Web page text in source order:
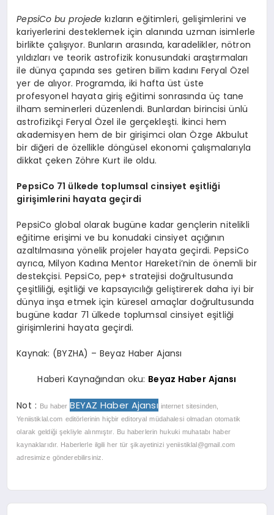
PepsiCo bu projedekızların eğitimleri, gelişimlerini ve
kariyerlerini desteklemek için alanında uzman isimlerle
birlikte çalışıyor. Bunların arasında, karadelikler, nötron
yıldızları ve teorik astrofizik konusundaki araştırmaları
ile dünya çapında ses getiren bilim kadını Feryal Özel
yer de alıyor. Programda, iki hafta üst üste
profesyonel hayata giriş eğitimi sonrasında üç tane
ilham seminerleri düzenlendi. Bunlardan birincisi ünlü
astrofizikçi Feryal Özel ile gerçekleşti. İkinci hem
akademisyen hem de bir girişimci olan Özge Akbulut
bir diğeri de özellikle döngüsel ekonomi çalışmalarıyla
dikkat çeken Zöhre Kurt ile oldu.
PepsiCo 71 ülkede toplumsal cinsiyet eşitliği
girişimlerini hayata geçirdi
PepsiCo global olarak bugüne kadar gençlerin nitelikli
eğitime erişimi ve bu konudaki cinsiyet açığının
azaltılmasına yönelik projeler hayata geçirdi. PepsiCo
ayrıca, Milyon Kadına Mentor Hareketi’nin de önemli bir
destekçisi. PepsiCo, pep+ stratejisi doğrultusunda
çeşitliliği, eşitliği ve kapsayıcılığı geliştirerek daha iyi bir
dünya inşa etmek için küresel amaçlar doğrultusunda
bugüne kadar 71 ülkede toplumsal cinsiyet eşitliği
girişimlerini hayata geçirdi.
Kaynak: (BYZHA) – Beyaz Haber Ajansı
Haberi Kaynağından oku: Beyaz Haber Ajansı
Not : Bu haber BEYAZ Haber Ajansı internet sitesinden,
Yeniistiklal.com editörlerinin hiçbir editoryal müdahalesi olmadan otomatik
olarak geldiği şekliyle alınmıştır. Bu haberlerin hukuki muhatabı haber
kaynaklarıdır. Haberlerle ilgili her tür şikayetinizi yeniistiklal@gmail.com
adresimize gönderebilirsiniz.